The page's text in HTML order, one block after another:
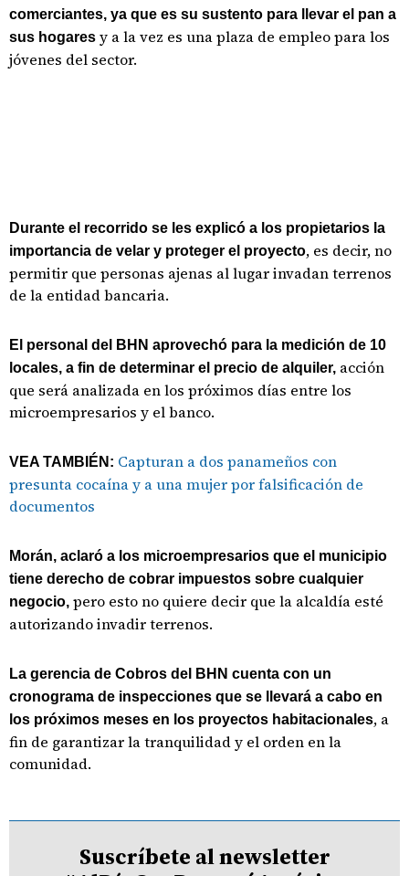
comerciantes, ya que es su sustento para llevar el pan a
sus hogares y a la vez es una plaza de empleo para los
jóvenes del sector.
Durante el recorrido se les explicó a los propietarios la
importancia de velar y proteger el proyecto, es decir, no
permitir que personas ajenas al lugar invadan terrenos
de la entidad bancaria.
El personal del BHN aprovechó para la medición de 10
locales, a fin de determinar el precio de alquiler, acción
que será analizada en los próximos días entre los
microempresarios y el banco.
VEA TAMBIÉN: Capturan a dos panameños con
presunta cocaína y a una mujer por falsificación de
documentos
Morán, aclaró a los microempresarios que el municipio
tiene derecho de cobrar impuestos sobre cualquier
negocio, pero esto no quiere decir que la alcaldía esté
autorizando invadir terrenos.
La gerencia de Cobros del BHN cuenta con un
cronograma de inspecciones que se llevará a cabo en
los próximos meses en los proyectos habitacionales, a
fin de garantizar la tranquilidad y el orden en la
comunidad.
Suscríbete al newsletter